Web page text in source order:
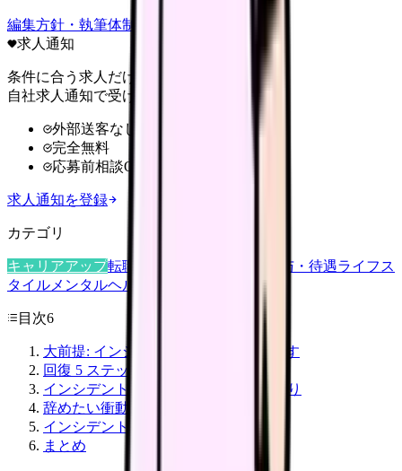
編集方針・執筆体制・監修体制を見る
求人通知
条件に合う求人だけ
自社求人通知で受け取る
外部送客なし
完全無料
応募前相談OK
求人通知を登録
カテゴリ
キャリアアップ転職ガイド 給与・待遇ライフス
タイル メンタルヘルス
目次6
大前提: インシデントは "誰でも" 起こす
回復 5 ステップ
インシデント後の上司・同僚との関わり
辞めたい衝動への対処
インシデント予防の普段の習慣 10 選
まとめ